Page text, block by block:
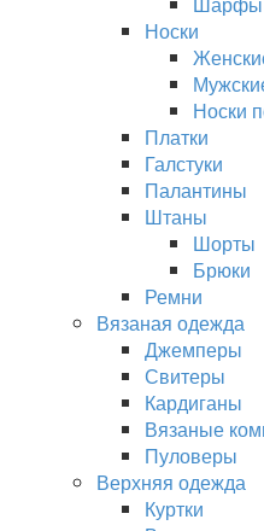
Носки
Носки
Платки
Галстуки
Палантины
Штаны
Шорты
Брюки
Ремни
Вязаная одежда
Джемперы
Свитеры
Кардиганы
Вязаные
Пуловеры
Верхняя одежда
Куртки